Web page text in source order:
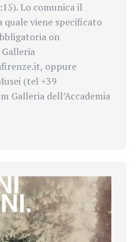
Lo comunica il
quale viene specificato
on
oppure
(tel +39
Galleria dell’Accademia